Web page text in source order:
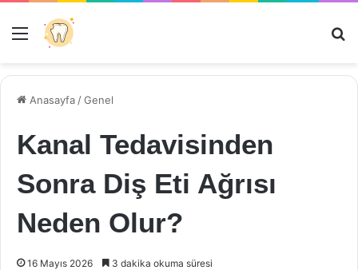
Menü
Anasayfa /Genel
Kanal Tedavisinden
Sonra Diş Eti Ağrısı
Neden Olur?
16 Mayıs 2026 3 dakika okuma süresi